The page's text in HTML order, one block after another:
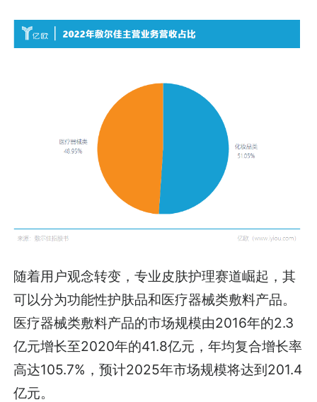
随着用户观念转变，专业皮肤护理赛道崛起，其
可以分为功能性护肤品和医疗器械类敷料产品。
医疗器械类敷料产品的市场规模由2016年的2.3
亿元增长至2020年的41.8亿元，年均复合增长率
高达105.7%，预计2025年市场规模将达到201.4
亿元。